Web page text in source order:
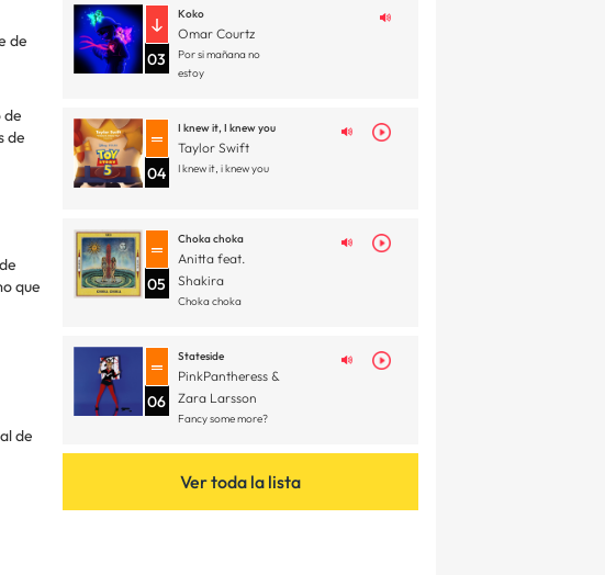
de
de
de
que
de
03
Koko
Omar Courtz
Por si mañana no
estoy
04
I knew it, I knew you
Taylor Swift
I knew it, i knew you
05
Choka choka
Anitta feat.
Shakira
Choka choka
06
Stateside
PinkPantheress &
Zara Larsson
Fancy some more?
Ver toda la lista